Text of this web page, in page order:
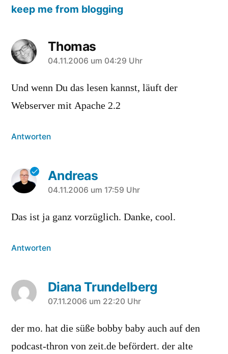
keep me from blogging
Thomas
sagt:
04.11.2006 um 04:29 Uhr
Und wenn Du das lesen kannst, läuft der
Webserver mit Apache 2.2
Antworten
Andreas
sagt:
04.11.2006 um 17:59 Uhr
Das ist ja ganz vorzüglich. Danke, cool.
Antworten
Diana Trundelberg
sagt:
07.11.2006 um 22:20 Uhr
der mo. hat die süße bobby baby auch auf den
podcast-thron von zeit.de befördert. der alte